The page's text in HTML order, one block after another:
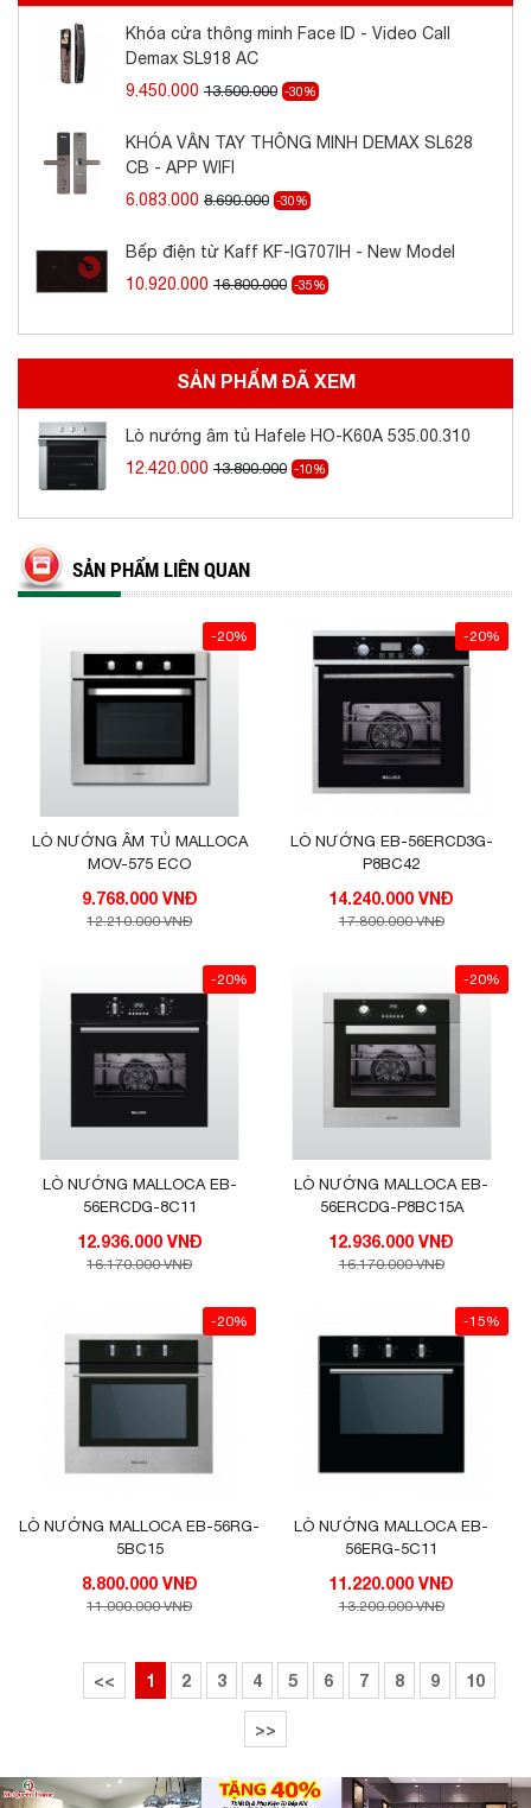
+ Chức năng tự vệ sinh bằng phương
pháp thủy phân – H²0 Clean
+ Hẹn giờ
Thông tin kỹ thuật
+ Đèn trong lò nướng: 1 x 25 W
+ Kích thước sản phẩm: 597R x 565S x
+ Kích thước hộc tủ: 560R x 570S x 580C
Khóa cửa thông minh Face ID - Video Call
Demax SL918 AC
9.450.000 13.500.000 -30%
KHÓA VÂN TAY THÔNG MINH DEMAX SL628
CB - APP WIFI
6.083.000 8.690.000 -30%
Bếp điện từ Kaff KF-IG707IH - New Model
10.920.000 16.800.000 -35%
SẢN PHẨM ĐÃ XEM
Lò nướng âm tủ Hafele HO-K60A 535.00.310
12.420.000 13.800.000 -10%
SẢN PHẨM LIÊN QUAN
-20%
LÒ NƯỚNG ÂM TỦ MALLOCA
MOV-575 ECO
9.768.000 VNĐ
12.210.000 VNĐ
-20%
LÒ NƯỚNG EB-56ERCD3G-
P8BC42
14.240.000 VNĐ
17.800.000 VNĐ
-20%
LÒ NƯỚNG MALLOCA EB-
56ERCDG-8C11
12.936.000 VNĐ
16.170.000 VNĐ
-20%
LÒ NƯỚNG MALLOCA EB-
56ERCDG-P8BC15A
12.936.000 VNĐ
16.170.000 VNĐ
-20%
LÒ NƯỚNG MALLOCA EB-56RG-
5BC15
8.800.000 VNĐ
11.000.000 VNĐ
-15%
LÒ NƯỚNG MALLOCA EB-
56ERG-5C11
11.220.000 VNĐ
13.200.000 VNĐ
<< 1 2 3 4 5 6 7 8 9 10
>>